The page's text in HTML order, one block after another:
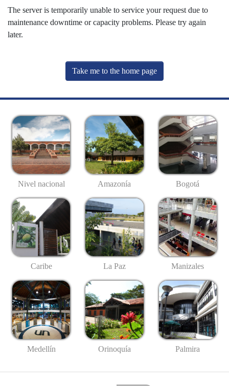
The server is temporarily unable to service your request due to
maintenance downtime or capacity problems. Please try again
later.
Take me to the home page
Nivel nacional Amazonía Bogotá
Caribe La Paz Manizales
Medellín Orinoquía Palmira